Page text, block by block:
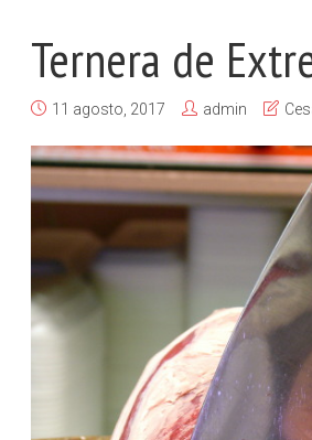
Ternera de
11 agosto, 2017 admin